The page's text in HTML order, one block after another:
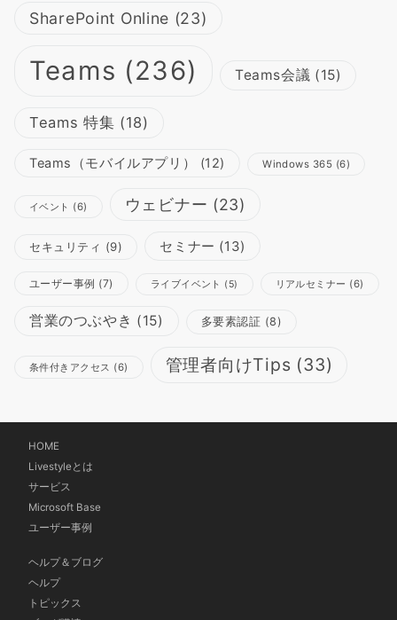
SharePoint Online (23)
Teams (236) Teams会議 (15)
Teams 特集 (18)
Teams（モバイルアプリ） (12) Windows 365 (6)
イベント (6) ウェビナー (23)
セキュリティ (9) セミナー (13)
ユーザー事例 (7) ライブイベント (5) リアルセミナー (6)
営業のつぶやき (15) 多要素認証 (8)
条件付きアクセス (6) 管理者向けTips (33)
HOME
Livestyleとは
サービス
Microsoft Base
ユーザー事例
ヘルプ＆ブログ
ヘルプ
トピックス